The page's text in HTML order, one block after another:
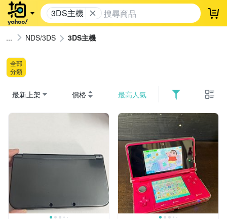
3DS主機 登
NDS/3DS 3DS主機
全部
分類
最新上架 價格 最高人氣